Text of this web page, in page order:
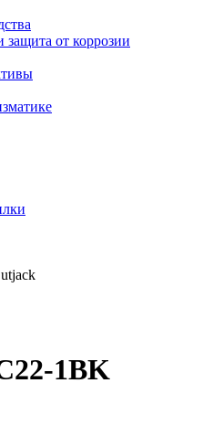
защита от коррозии
1BK